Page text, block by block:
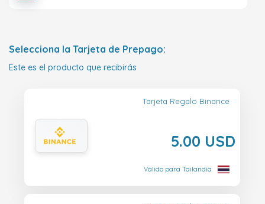
Selecciona la Tarjeta de Prepago:
Este es el producto que recibirás
Tarjeta Regalo Binance
5.00 USD
Válido para Tailandia